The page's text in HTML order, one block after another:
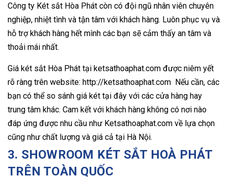
Công ty Két sắt Hòa Phát còn có đội ngũ nhân viên chuyên
nghiệp, nhiệt tình và tận tâm với khách hàng. Luôn phục vụ và
hỗ trợ khách hàng hết mình các bạn sẽ cảm thấy an tâm và
thoải mái nhất.
Giá két sắt Hòa Phát tại ketsathoaphat.com được niêm yết
rõ ràng trên website: http://ketsathoaphat.com Nếu cần, các
bạn có thể so sánh giá két tại đây với các cửa hàng hay
trung tâm khác. Cam kết với khách hàng không có nơi nào
đáp ứng được nhu cầu như Ketsathoaphat.com về lựa chọn
cũng như chất lượng và giá cả tại Hà Nội.
3. SHOWROOM KÉT SẮT HOÀ PHÁT
TRÊN TOÀN QUỐC